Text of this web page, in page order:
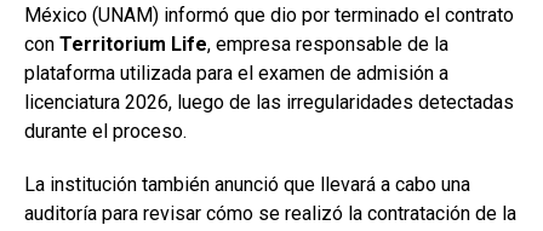
México (UNAM) informó que dio por terminado el contrato
con Territorium Life, empresa responsable de la
plataforma utilizada para el examen de admisión a
licenciatura 2026, luego de las irregularidades detectadas
durante el proceso.
La institución también anunció que llevará a cabo una
auditoría para revisar cómo se realizó la contratación de la